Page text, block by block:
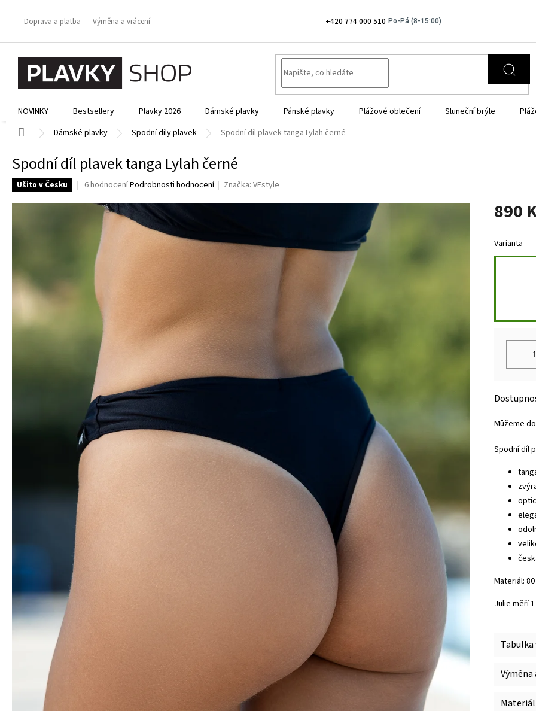
+420 774 000 510
Doprava a platba Výměna a vrácení
NOVINKY Bestsellery Plavky 2026 Dámské plavky Pánské plavky Plážové oblečení Sluneční brýle
Domů
Dámské plavky Spodní díly plavek Spodní díl plavek tanga Lylah černé
Spodní díl plavek tanga Lylah černé
Ušito v Česku
Průměrné
produktu
hvězdiček.
6 hodnoceníPodrobnosti hodnocení Značka:VFstyle
890
cena:
Můžeme
Varianta
Výměna
Materiál
Spodní díl
Materiál:
Julie měří